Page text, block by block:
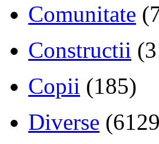
Comunitate
Constructii
Copii (185)
Diverse